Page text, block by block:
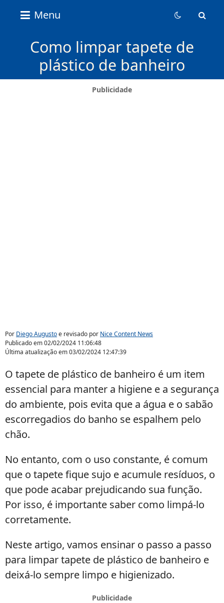
Content Menu
Como limpar tapete de
plástico de banheiro
Por Diego Augustoe revisado por Nice Content News
Publicado em02/02/2024 11:06:48
Última atualização em03/02/2024 12:47:39
O tapete de plástico de banheiro é um item
essencial para manter a higiene e a segurança
do ambiente, pois evita que a água e o sabão
escorregadios do banho se espalhem pelo
chão.
No entanto, com o uso constante, é comum
que o tapete fique sujo e acumule resíduos, o
que pode acabar prejudicando sua função.
Por isso, é importante saber como limpá-lo
corretamente.
Neste artigo, vamos ensinar o passo a passo
para limpar tapete de plástico de banheiro e
deixá-lo sempre limpo e higienizado.